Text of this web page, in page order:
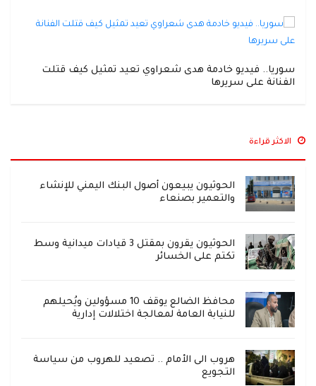
سوريا.. فيديو خادمة هدى شعراوي تعيد تمثيل كيف قتلت
الفنانة على سريرها
الاكثر قراءة
الحوثيون يبيعون أصول البنك اليمني للإنشاء
والتعمير بصنعاء
الحوثيون يقرون بمقتل 3 قيادات ميدانية وسط
تكتم على الخسائر
محافظ الضالع يوقف 10 مسؤولين ويُحيلهم
للنيابة العامة لمعالجة اختلالات إدارية
هروب الى الأمام .. تصعيد للهروب من سياسة
التجويع